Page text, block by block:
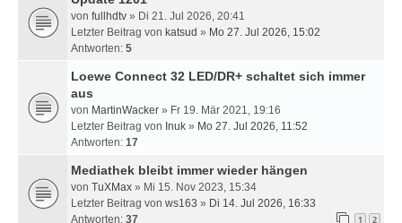
von fullhdtv » Di 21. Jul 2026, 20:41
Letzter Beitrag von katsud » Mo 27. Jul 2026, 15:02
Antworten: 5
Loewe Connect 32 LED/DR+ schaltet sich immer
aus
von MartinWacker » Fr 19. Mär 2021, 19:16
Letzter Beitrag von Inuk » Mo 27. Jul 2026, 11:52
Antworten: 17
Mediathek bleibt immer wieder hängen
von TuXMax » Mi 15. Nov 2023, 15:34
Letzter Beitrag von ws163 » Di 14. Jul 2026, 16:33
Antworten: 37 1 2